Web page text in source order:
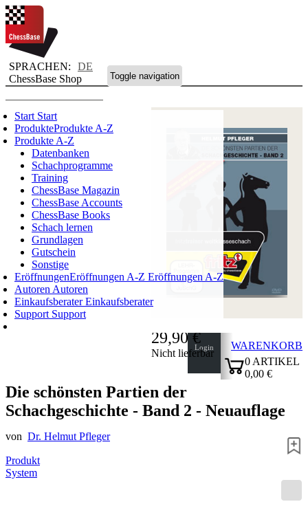
SPRACHEN:
DE
ChessBase Shop
Toggle navigation
Start Start
ProdukteProdukte A-Z
Produkte A-Z
Datenbanken
Schachprogramme
Training
ChessBase Magazin
ChessBase Accounts
ChessBase Books
Schach lernen
Grundlagen
Gutschein
Sonstige
EröffnungenEröffnungen A-Z Eröffnungen A-Z
Autoren Autoren
EinkaufsberaterEinkaufsberater
Support Support
Login
WARENKORB
0 ARTIKEL
0,00 €
29,90 €
Nicht lieferbar
Die schönsten Partien der
Schachgeschichte - Band 2 - Neuauflage
von Dr. Helmut Pfleger
Produkt
System